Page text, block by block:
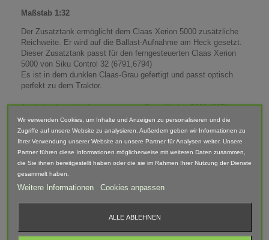
Maßstab 1:32
Der Zusatztank ermöglicht dem Claas Xerion 5000 zusätzliche
Reichweite. Er wird auf die Ballast-Aufnahme am Heck gesetzt.
Dieser Zusatztank passt für den ferngesteuerten Claas Xerion
5000 von Siku Control 32 (6791,6794)
Es ist in dem dunklen Claas-Grau gefertigt und passt optisch
perfekt zu dem Traktor.
Auch für den nicht ferngesteuerten Claas Xerion 5000 (3271)
kann dieser Aufsatz verwendet werden.
Passend für:
- Siku 6794 - Claas Xerion 5000 TRAC VC Control 32 mit
Fernsteuerung
- Siku 6791 - Claas Xerion 5000 TRAC VC Control 32 mit App
Steuerung
- Siku 3271 - Claas Xerion 5000 TRAC VC
Maße (LxBxH): 31x36mm
Wir verwenden Cookies, um Inhalte und Anzeigen zu personalisieren und die
Zugriffe auf unsere Website zu analysieren. Außerdem geben wir Informationen zu
Ihrer Verwendung unserer Website an unsere Partner für Analysen weiter. Unsere
Partner führen diese Informationen möglicherweise mit weiteren Daten zusammen,
die Sie ihnen bereitgestellt haben oder die sie im Rahmen Ihrer Nutzung der Dienste
gesammelt haben.
Weitere Informationen Cookies anpassen
ALLE ABLEHNEN